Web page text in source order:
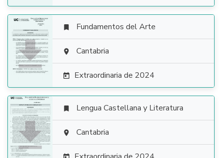

 Fundamentos del Arte
 Cantabria
 Extraordinaria de 2024

 Lengua Castellana y Literatura
 Cantabria